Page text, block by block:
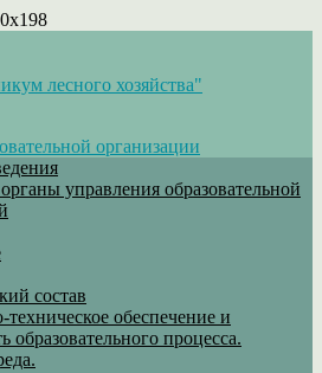
лесного хозяйства"
организации
управления образовательной
состав
обеспечение и
образовательного процесса.